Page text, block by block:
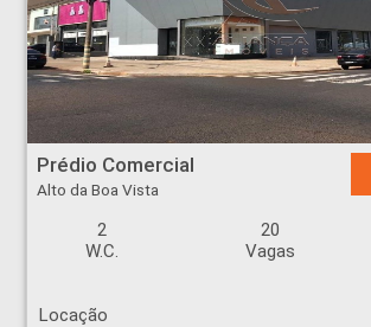
Prédio Comercial - Alto da Boa Vista - Ribeirão Preto
Prédio Comercial
Alto da Boa Vista
2
W.C.
20
Vagas
Locação